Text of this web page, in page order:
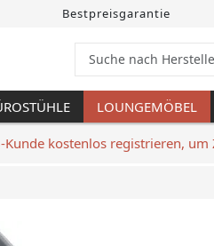
Bestpreisgarantie
LOUNGEMÖBEL
Kunde kostenlos registrieren, um